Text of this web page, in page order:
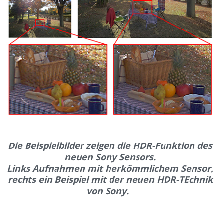
Die Beispielbilder zeigen die HDR-Funktion des
neuen Sony Sensors.
Links Aufnahmen mit herkömmlichem Sensor,
rechts ein Beispiel mit der neuen HDR-TEchnik
von Sony.